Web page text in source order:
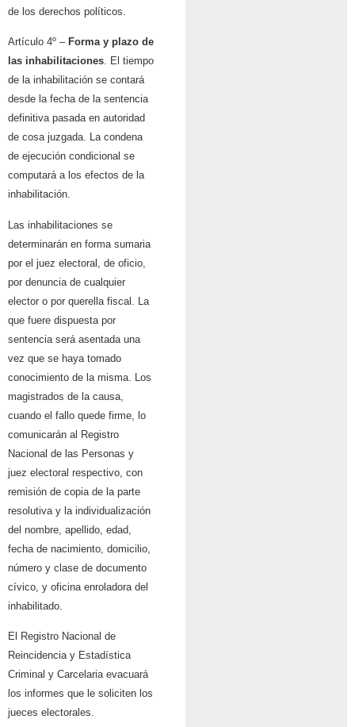
de los derechos políticos.
Artículo 4º – Forma y plazo de
las inhabilitaciones. El tiempo
de la inhabilitación se contará
desde la fecha de la sentencia
definitiva pasada en autoridad
de cosa juzgada. La condena
de ejecución condicional se
computará a los efectos de la
inhabilitación.
Las inhabilitaciones se
determinarán en forma sumaria
por el juez electoral, de oficio,
por denuncia de cualquier
elector o por querella fiscal. La
que fuere dispuesta por
sentencia será asentada una
vez que se haya tomado
conocimiento de la misma. Los
magistrados de la causa,
cuando el fallo quede firme, lo
comunicarán al Registro
Nacional de las Personas y
juez electoral respectivo, con
remisión de copia de la parte
resolutiva y la individualización
del nombre, apellido, edad,
fecha de nacimiento, domicilio,
número y clase de documento
cívico, y oficina enroladora del
inhabilitado.
El Registro Nacional de
Reincidencia y Estadística
Criminal y Carcelaria evacuará
los informes que le soliciten los
jueces electorales.